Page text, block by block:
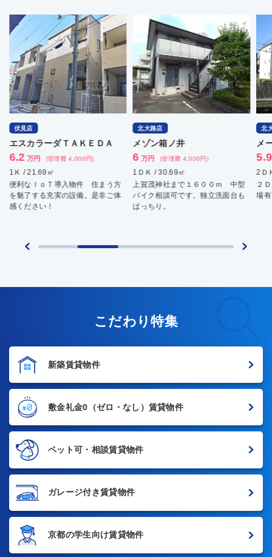
伏見店
エスカラーダＴＡＫＥＤＡ
6.2 万円 (管理費 4,000円)
1Ｋ / 21.69㎡
便利なＩｏＴ導入物件 住まう方
を魅了する充実の設備。是非ご体
感ください！
北大路店
メゾン箱ノ井
6 万円 (管理費 4,000円)
1ＤＫ / 30.69㎡
上賀茂神社まで１６００ｍ 中型
バイク相談可です。独立洗面台も
ばっちり。
北
メ
5.9
2Ｄ
２
場
こだわり特集
新築賃貸物件
敷金礼金0 （ゼロ・なし）賃貸物件
ペット可・相談賃貸物件
ガレージ付き賃貸物件
京都の学生向け賃貸物件